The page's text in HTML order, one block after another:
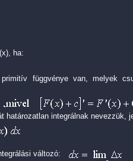
ha:
függvénye van, melyek
határozatlan integrálnak nevezzük,
változó: